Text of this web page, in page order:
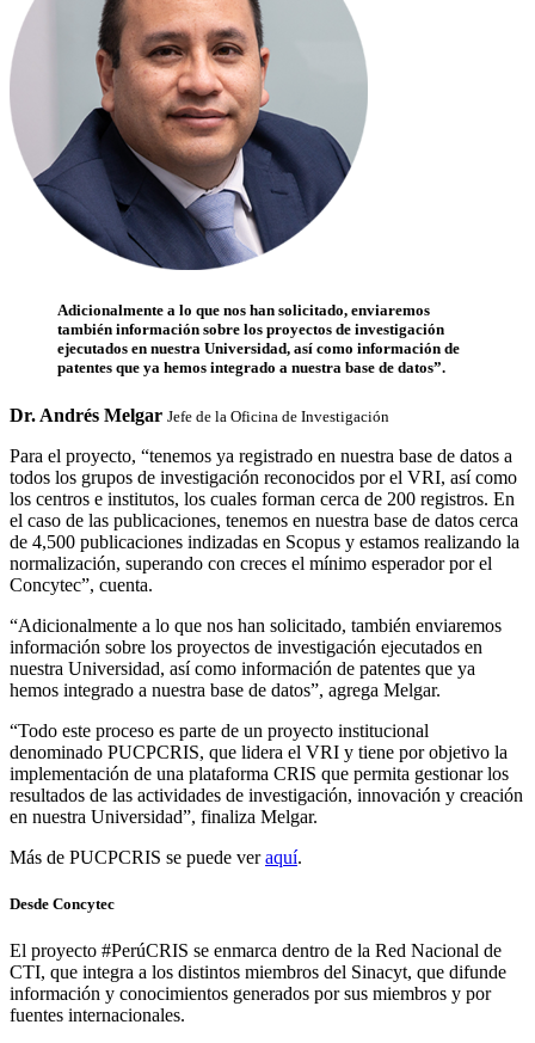
Adicionalmente a lo que nos han solicitado, enviaremos
también información sobre los proyectos de investigación
ejecutados en nuestra Universidad, así como información de
patentes que ya hemos integrado a nuestra base de datos”.
Dr. Andrés Melgar Jefe de la Oficina de Investigación
Para el proyecto, “tenemos ya registrado en nuestra base de datos a
todos los grupos de investigación reconocidos por el VRI, así como
los centros e institutos, los cuales forman cerca de 200 registros. En
el caso de las publicaciones, tenemos en nuestra base de datos cerca
de 4,500 publicaciones indizadas en Scopus y estamos realizando la
normalización, superando con creces el mínimo esperador por el
Concytec”, cuenta.
“Adicionalmente a lo que nos han solicitado, también enviaremos
información sobre los proyectos de investigación ejecutados en
nuestra Universidad, así como información de patentes que ya
hemos integrado a nuestra base de datos”, agrega Melgar.
“Todo este proceso es parte de un proyecto institucional
denominado PUCPCRIS, que lidera el VRI y tiene por objetivo la
implementación de una plataforma CRIS que permita gestionar los
resultados de las actividades de investigación, innovación y creación
en nuestra Universidad”, finaliza Melgar.
Más de PUCPCRIS se puede veraquí.
Desde Concytec
El proyecto #PerúCRIS se enmarca dentro de la Red Nacional de
CTI, que integra a los distintos miembros del Sinacyt, que difunde
información y conocimientos generados por sus miembros y por
fuentes internacionales.